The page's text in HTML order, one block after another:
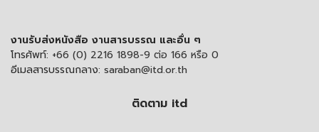
งานรับส่งหนังสือ งานสารบรรณ และอื่น ๆ
โทรศัพท์: +66 (0) 2216 1898-9 ต่อ 166 หรือ 0
อีเมลสารบรรณกลาง: saraban@itd.or.th
ติดตาม itd